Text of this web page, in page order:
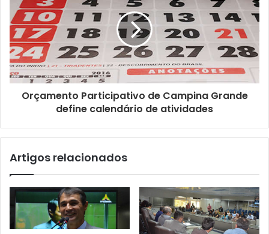
l
Orçamento Participativo de Campina Grande
define calendário de atividades
Artigos relacionados